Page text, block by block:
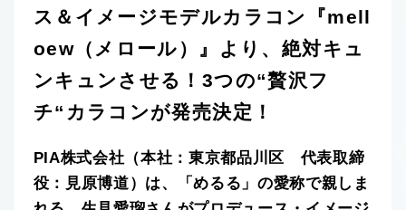
ス＆イメージモデルカラコン『mell
oew（メロール）』より、絶対キュ
ンキュンさせる！3つの“贅沢フ
チ“カラコンが発売決定！
PIA株式会社（本社：東京都品川区 代表取締
役：見原博道）は、「めるる」の愛称で親しま